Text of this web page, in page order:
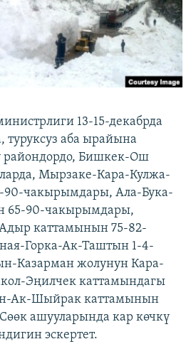
13-15-декабрда
туруксуз аба ырайына
райондордо, Бишкек-Ош
Мырзаке-Кара-Кулжа-
90-чакырымдары, Ала-Бука-
65-90-чакырымдары,
каттамынын 75-82-
Горка-Ак-Таштын 1-4-
Казарман жолунун Кара-
Эңилчек каттамындагы
Ак-Шыйрак каттамынын
ашууларында кар көчкү
эскертет.